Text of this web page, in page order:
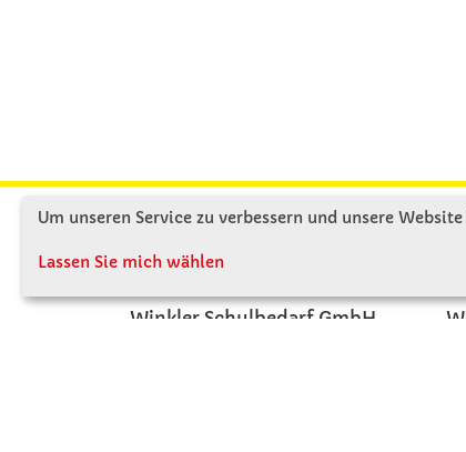
KONTAKT
Winkler Schulbedarf GmbH
Um unseren Service zu verbessern und unsere
Lassen Sie mich wählen